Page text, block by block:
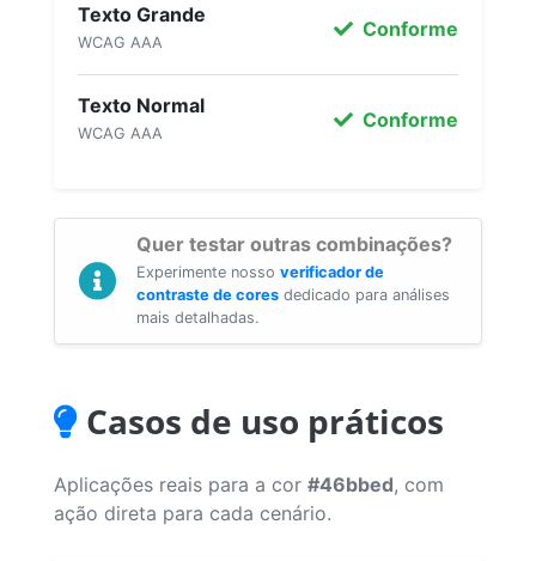
Texto Grande
WCAG AAA
Conforme
Texto Normal
WCAG AAA
Conforme
Quer testar outras combinações?
Experimente nosso verificador de
contraste de cores dedicado para análises
mais detalhadas.
Casos de uso práticos
Aplicações reais para a cor #46bbed, com
ação direta para cada cenário.